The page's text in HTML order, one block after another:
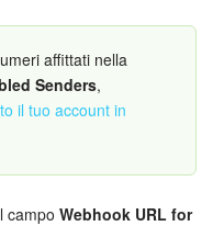
affittati nella
Senders,
il tuo account in
campo Webhook URL for